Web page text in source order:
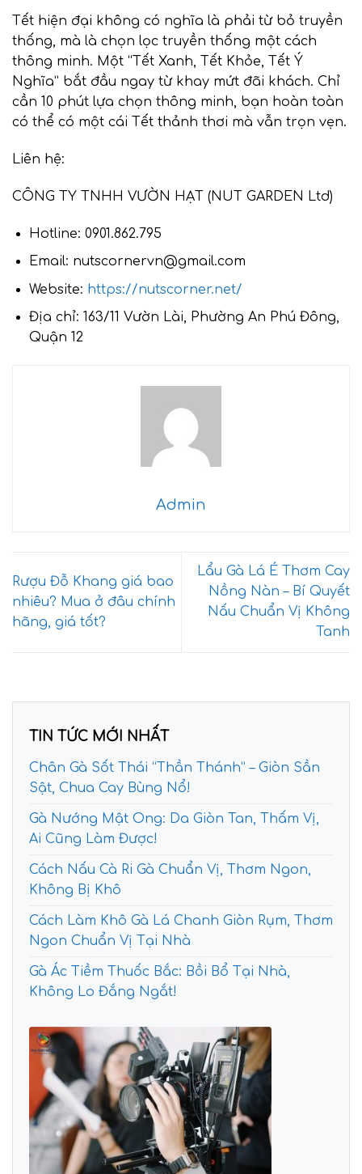
Tết hiện đại không có nghĩa là phải từ bỏ truyền
thống, mà là chọn lọc truyền thống một cách
thông minh. Một “Tết Xanh, Tết Khỏe, Tết Ý
Nghĩa” bắt đầu ngay từ khay mứt đãi khách. Chỉ
cần 10 phút lựa chọn thông minh, bạn hoàn toàn
có thể có một cái Tết thảnh thơi mà vẫn trọn vẹn.
Liên hệ:
CÔNG TY TNHH VƯỜN HẠT (NUT GARDEN Ltd)
Hotline: 0901.862.795
Email: nutscornervn@gmail.com
Website: https://nutscorner.net/
Địa chỉ: 163/11 Vườn Lài, Phường An Phú Đông,
Quận 12
Admin
Rượu Đỗ Khang giá bao
nhiêu? Mua ở đâu chính
hãng, giá tốt?
Lẩu Gà Lá É Thơm Cay
Nồng Nàn – Bí Quyết
Nấu Chuẩn Vị Không
Tanh
TIN TỨC MỚI NHẤT
Chân Gà Sốt Thái “Thần Thánh” – Giòn Sần
Sật, Chua Cay Bùng Nổ!
Gà Nướng Mật Ong: Da Giòn Tan, Thấm Vị,
Ai Cũng Làm Được!
Cách Nấu Cà Ri Gà Chuẩn Vị, Thơm Ngon,
Không Bị Khô
Cách Làm Khô Gà Lá Chanh Giòn Rụm, Thơm
Ngon Chuẩn Vị Tại Nhà
Gà Ác Tiềm Thuốc Bắc: Bồi Bổ Tại Nhà,
Không Lo Đắng Ngắt!